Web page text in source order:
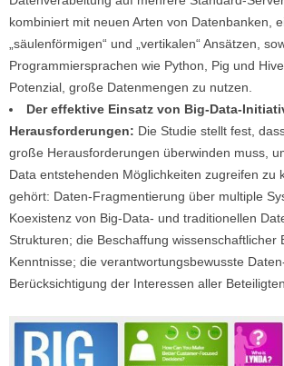
kombiniert mit neuen Arten von Datenbanken,
„säulenförmigen“ und „vertikalen“ Ansätzen,
Programmiersprachen wie Python, Pig und
Potenzial, große Datenmengen zu nutzen.
Der effektive Einsatz von Big-Data-
Herausforderungen: Die Studie stellt fest,
große Herausforderungen überwinden muss,
Data entstehenden Möglichkeiten zugreifen zu
gehört: Daten-Fragmentierung über multiple
Koexistenz von Big-Data- und traditionellen
Strukturen; die Beschaffung wissenschaftlicher
Kenntnisse; die verantwortungsbewusste
Berücksichtigung der Interessen aller Beteiligten.